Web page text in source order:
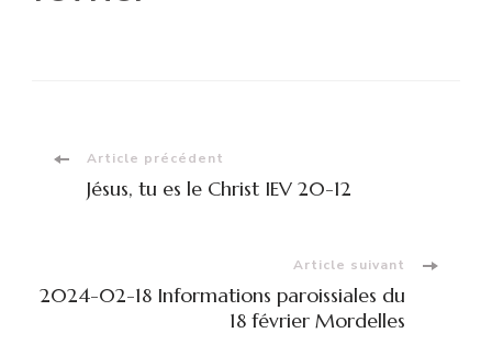
Navigation
Article précédent
Jésus, tu es le Christ IEV 20-12
Article suivant
2024-02-18 Informations paroissiales du
18 février Mordelles